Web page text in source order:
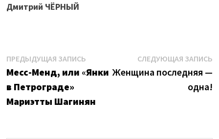
Дмитрий ЧЁРНЫЙ
Навигация
по
записям
ПРЕДЫДУЩАЯ ЗАПИСЬПредыдущая
запись:
Месс-Менд, или «Янки
в Петрограде»
Мариэтты Шагинян
СЛЕДУЮЩАЯ ЗАПИСЬ
Женщина последняя —
одна!